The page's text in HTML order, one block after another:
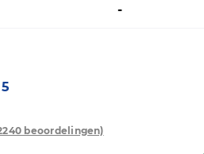
beoordelingen)